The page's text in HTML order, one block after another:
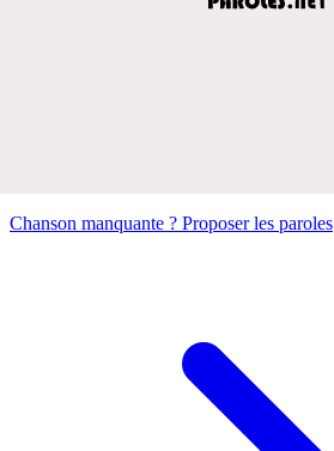
Chanson manquante ? Proposer les paroles